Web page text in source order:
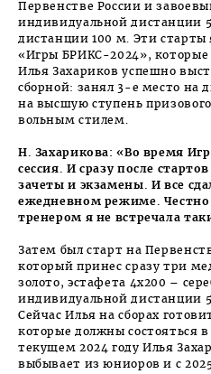
Первенстве России и
индивидуальной дистанции
дистанции 100 м. Эти
«Игры БРИКС-2024», которые
Илья Захариков успешно
сборной: занял 3-е место на
на высшую ступень
вольным стилем.
Н. Захарикова: «Во время
сессия. И сразу после
зачеты и экзамены. И все
ежедневном режиме. Честно
тренером я не встречала
Затем был старт на
который принес сразу три
золото, эстафета 4х200 –
индивидуальной дистанции
Сейчас Илья на сборах
которые должны состояться в
текущем 2024 году Илья
выбывает из юниоров и с